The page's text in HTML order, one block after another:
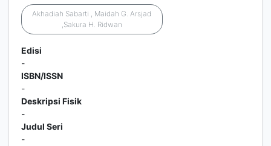
Akhadiah Sabarti , Maidah G. Arsjad
,Sakura H. Ridwan
Edisi
-
ISBN/ISSN
-
Deskripsi Fisik
-
Judul Seri
-